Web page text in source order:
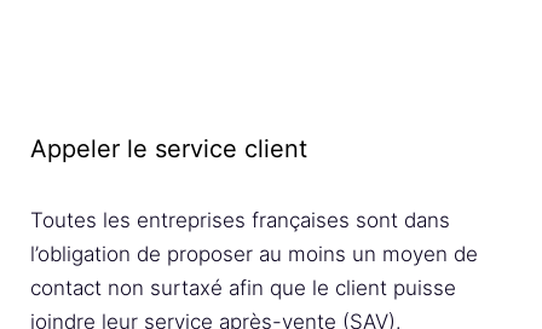
Appeler le service client
Toutes les entreprises françaises sont dans
l’obligation de proposer au moins un moyen de
contact non surtaxé afin que le client puisse
joindre leur service après-vente (SAV).